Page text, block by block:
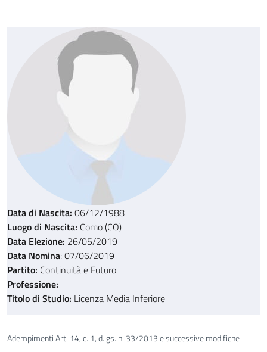
Data di Nascita: 06/12/1988
Luogo di Nascita: Como (CO)
Data Elezione: 26/05/2019
Data Nomina: 07/06/2019
Partito: Continuità e Futuro
Professione:
Titolo di Studio: Licenza Media Inferiore
Adempimenti Art. 14, c. 1, d.lgs. n. 33/2013 e successive modifiche